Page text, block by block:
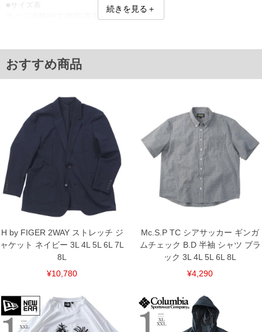
■サイズ表
サイズ/肩幅/袖丈/胸囲/着丈
単位はcm
※【返品交換について】
※【ボトムの裾上げをご希望の場合】
裾上げ料金は500円+税となります。
備考欄に股下●cmとご記入下さい。（裾上げ無料対象商品は1本につき税込6,000円以
上の品が対象。1本5,999円以下の商品は有料（500円+税）となります。）
出荷まで約1週間～20日間程お時間を頂く場合がございます。
尚、裾上げした商品は返品・交換不可となりますので、予めご了承下さい。
一部、お直しに対応出来ない商品がございます。(例：裾にファスナーや調節ひもが付
いている、極端なデザインが施されている等)
※商品によって若干のサイズの誤差がございます。また、お客様がご使用の環境（コ
ンピュータ画面）によって、商品の色味が若干異なる場合がございます。予めご了承
ください。
※当店での掲載商品は、実店鋪と在庫を共用しておりますので店頭での売り違い、店
舗からのお取り寄せ等により、お客様にご迷惑をお掛けしてしまう場合がございま
す。そのようなことがない様最大限に努めておりますが、もしあった場合速やかにご
連絡させて頂きますので予めご了承ください。
ITEM INTRODUCTION
続きを見る＋
おすすめ商品
H by FIGER 2WAY ストレッチ ジ
ャケット ネイビー 3L 4L 5L 6L 7L
8L
¥10,780
Mc.S.P TC シアサッカー ギンガ
ムチェック B.D 半袖 シャツ ブラ
ック 3L 4L 5L 6L 8L
¥4,290